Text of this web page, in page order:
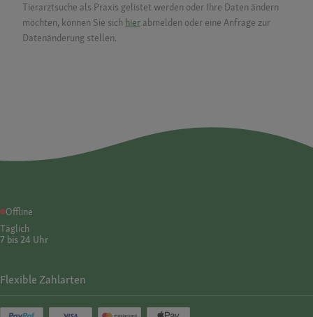
Tierarztsuche als Praxis gelistet werden oder Ihre Daten ändern
möchten, können Sie sich hier abmelden oder eine Anfrage zur
Datenänderung stellen.
Offline
Täglich
7 bis 24 Uhr
Flexible Zahlarten